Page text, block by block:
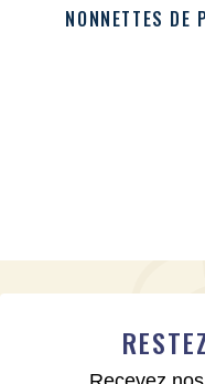
NONNETTES DE